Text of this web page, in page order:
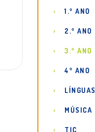
1.º ANO
2.º ANO
3.º ANO
4º ANO
LÍNGUAS
MÚSICA
TIC